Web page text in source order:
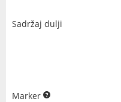
Sadržaj dulji
Marker